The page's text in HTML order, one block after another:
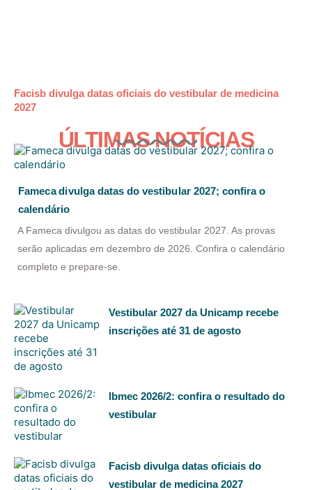
Facisb divulga datas oficiais do vestibular de medicina
2027
ÚLTIMAS NOTÍCIAS
Fameca divulga datas do vestibular 2027; confira o
calendário
A Fameca divulgou as datas do vestibular 2027. As provas
serão aplicadas em dezembro de 2026. Confira o calendário
completo e prepare-se.
Vestibular 2027 da Unicamp recebe
inscrições até 31 de agosto
Ibmec 2026/2: confira o resultado do
vestibular
Facisb divulga datas oficiais do
vestibular de medicina 2027